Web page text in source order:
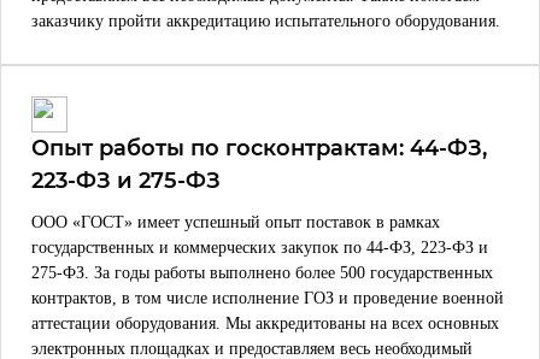
заказчику пройти аккредитацию испытательного оборудования.
Опыт работы по госконтрактам: 44-ФЗ,
223-ФЗ и 275-ФЗ
ООО «ГОСТ» имеет успешный опыт поставок в рамках
государственных и коммерческих закупок по 44-ФЗ, 223-ФЗ и
275-ФЗ. За годы работы выполнено более 500 государственных
контрактов, в том числе исполнение ГОЗ и проведение военной
аттестации оборудования. Мы аккредитованы на всех основных
электронных площадках и предоставляем весь необходимый